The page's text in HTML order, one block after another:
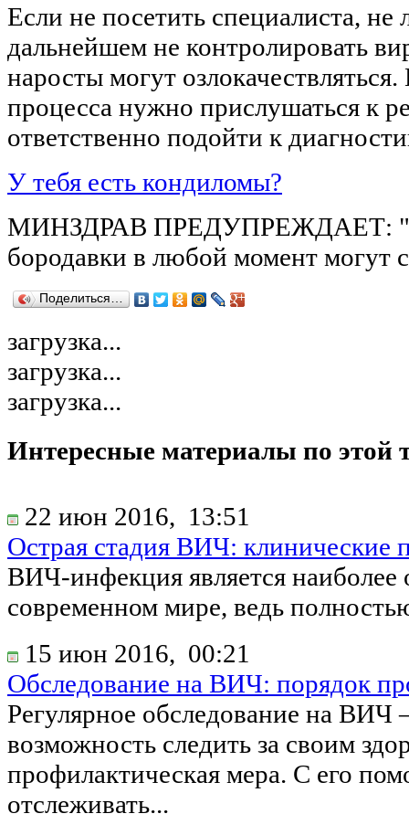
Если не посетить специалиста, не
дальнейшем не контролировать
наросты могут
процесса нужно прислушаться к
ответственно подойти к
У тебя есть кондиломы?
МИНЗДРАВ ПРЕДУПРЕЖДАЕТ:
бородавки в любой момент могут
Поделиться…
загрузка...
загрузка...
загрузка...
Интересные материалы по этой
22 июн 2016, 13:51
Острая стадия ВИЧ: клинические
ВИЧ-инфекция является наиболее
современном мире, ведь
15 июн 2016, 00:21
Обследование на ВИЧ: порядок
Регулярное обследование на ВИЧ
возможность следить за своим
профилактическая мера. С его
отслеживать...